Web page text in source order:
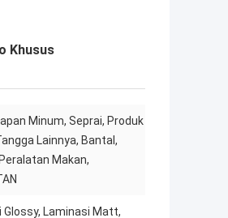
Khusus
Minum, Seprai, Produk
Lainnya, Bantal,
Makan,
Glossy, Laminasi Matt,